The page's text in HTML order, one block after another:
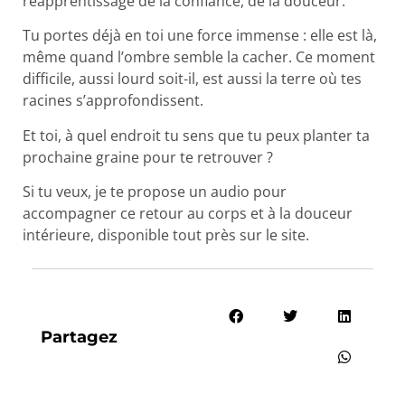
Tu portes déjà en toi une force immense : elle est là,
même quand l’ombre semble la cacher. Ce moment
difficile, aussi lourd soit-il, est aussi la terre où tes
racines s’approfondissent.
Et toi, à quel endroit tu sens que tu peux planter ta
prochaine graine pour te retrouver ?
Si tu veux, je te propose un audio pour
accompagner ce retour au corps et à la douceur
intérieure, disponible tout près sur le site.
Partagez